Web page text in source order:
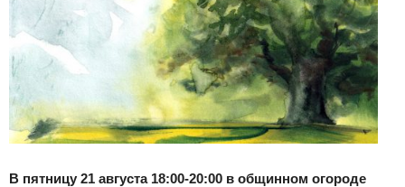
В пятницу 21 августа 18:00-20:00 в общинном огороде